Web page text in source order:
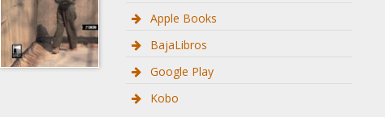
Apple Books
BajaLibros
Google Play
Kobo